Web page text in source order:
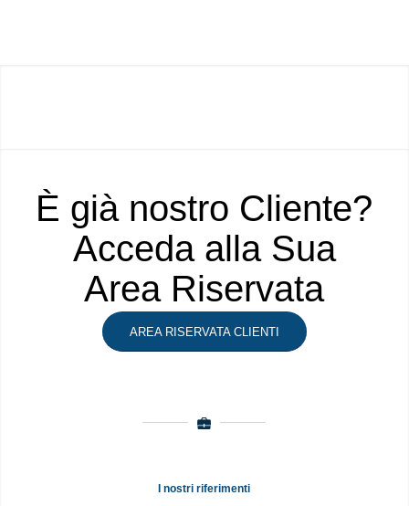
È già nostro Cliente?
Acceda alla Sua
Area Riservata
AREA RISERVATA CLIENTI
I nostri riferimenti